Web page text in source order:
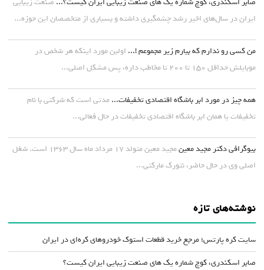
ایران در سال‌های اخیر رشد چشمگیری داشته و بسیاری از متخصصان این حوزه...
من کسی رو ندارم که بیارم زیر مجموعم !... اولین مورد اینکه هر شخص در
موبایلش حداقل ۱۵۰ تا ۲۰۰ تا مخاطب داره، پس مشکل اصلی...
همه چیز در مورد ابر باشگاه اقتصادی تخفیفات... مدتی است که شرکتی با نام
تخفیفات یا همان ابر باشگاه اقتصادی تخفیفات در حال فعالی...
بیوگرافی دکتر مجید معین
مجید معین متولد ۱۷ مرداد ماه سال ۱۳۶۳ است. شغل
اصلی وی در حال حاضر، نتورک مارکتی...
نوشته‌های تازه
سایت کره پارتس؛ مرجع خرید قطعات استوک خودروهای کره‌ای در ایران
صابر اسکندری، کوچ شماره یک های صنعت زیبایی ایران کیست؟